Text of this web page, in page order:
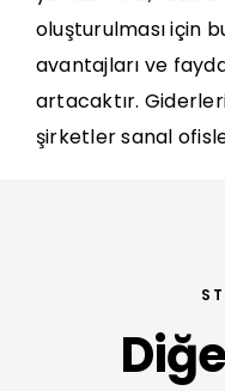
oluşturulması için
avantajları ve
artacaktır.
şirketler sanal